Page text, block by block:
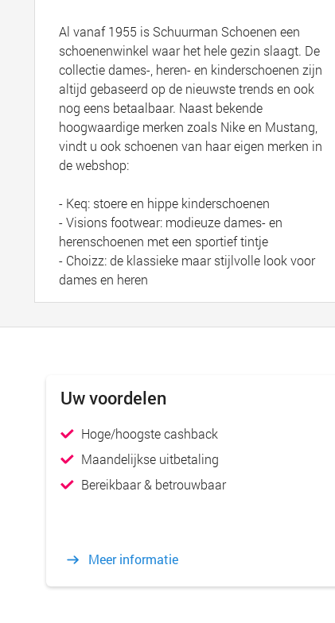
Al vanaf 1955 is Schuurman Schoenen een
schoenenwinkel waar het hele gezin slaagt. De
collectie dames-, heren- en kinderschoenen zijn
altijd gebaseerd op de nieuwste trends en ook
nog eens betaalbaar. Naast bekende
hoogwaardige merken zoals Nike en Mustang,
vindt u ook schoenen van haar eigen merken in
de webshop:
- Keq: stoere en hippe kinderschoenen
- Visions footwear: modieuze dames- en
herenschoenen met een sportief tintje
- Choizz: de klassieke maar stijlvolle look voor
dames en heren
Uw voordelen
Hoge/hoogste cashback
Maandelijkse uitbetaling
Bereikbaar & betrouwbaar
Meer informatie